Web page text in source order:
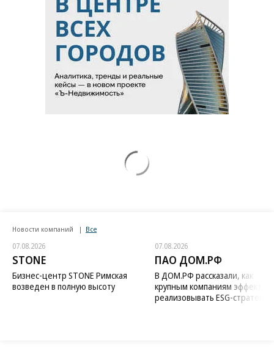
Новости компаний Все
07.08.2026
STONE
Бизнес-центр STONE Римская
возведен в полную высоту
07.08.2026
ПАО ДОМ.РФ
В ДОМ.РФ рассказали, как
крупным компаниям
реализовывать ESG-стратегию